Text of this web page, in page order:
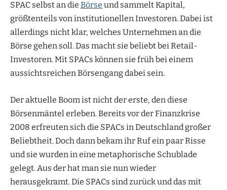
SPAC selbst an die Börse und sammelt Kapital,
größtenteils von institutionellen Investoren. Dabei ist
allerdings nicht klar, welches Unternehmen an die
Börse gehen soll. Das macht sie beliebt bei Retail-
Investoren. Mit SPACs können sie früh bei einem
aussichtsreichen Börsengang dabei sein.
Der aktuelle Boom ist nicht der erste, den diese
Börsenmäntel erleben. Bereits vor der Finanzkrise
2008 erfreuten sich die SPACs in Deutschland großer
Beliebtheit. Doch dann bekam ihr Ruf ein paar Risse
und sie wurden in eine metaphorische Schublade
gelegt. Aus der hat man sie nun wieder
herausgekramt. Die SPACs sind zurück und das mit